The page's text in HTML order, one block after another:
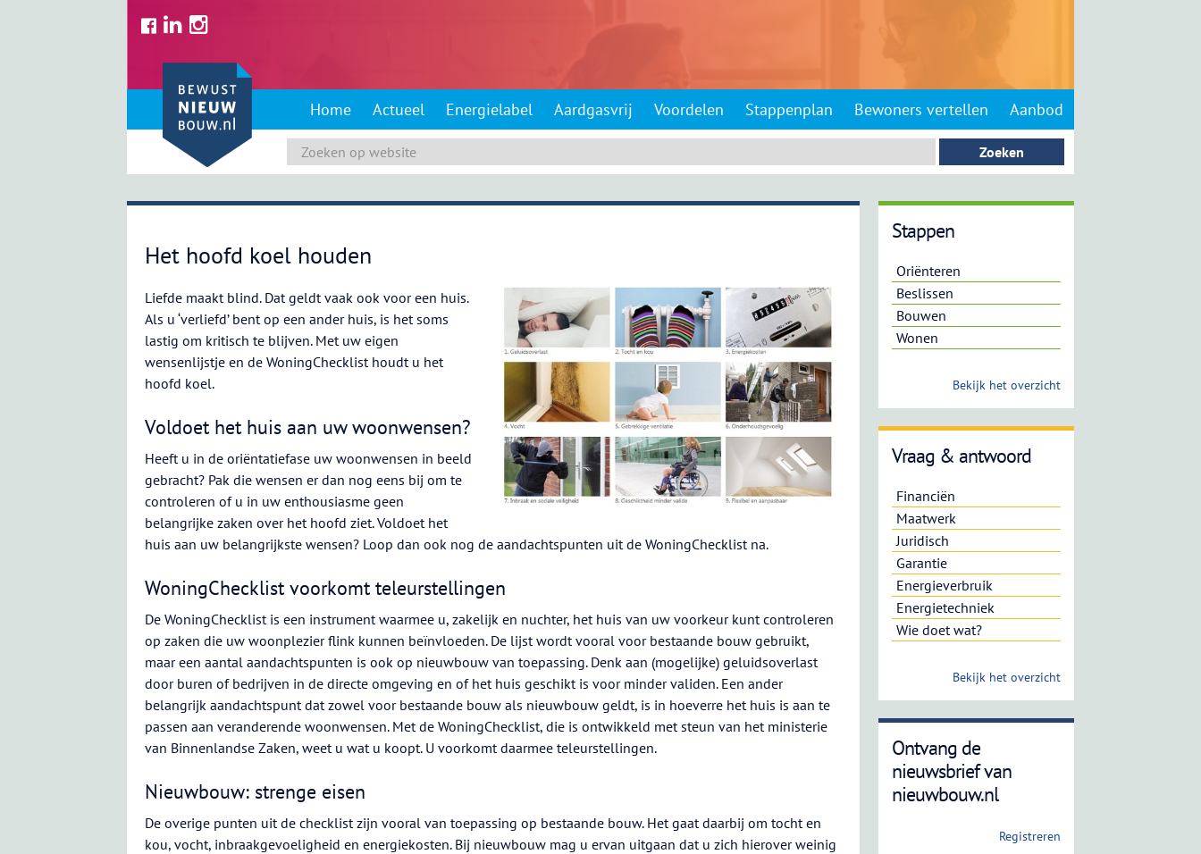
Home Actueel Energielabel Aardgasvrij Voordelen Stappenplan Bewoners vertellen Aanbod
Het hoofd koel houden
Liefde maakt blind. Dat geldt vaak ook voor een huis.
Als u ‘verliefd’ bent op een ander huis, is het soms
lastig om kritisch te blijven. Met uw eigen
wensenlijstje en de WoningChecklist houdt u het
hoofd koel.
Voldoet het huis aan uw woonwensen?
Heeft u in de oriëntatiefase uw woonwensen in beeld
gebracht? Pak die wensen er dan nog eens bij om te
controleren of u in uw enthousiasme geen
belangrijke zaken over het hoofd ziet. Voldoet het
huis aan uw belangrijkste wensen? Loop dan ook nog de aandachtspunten uit de WoningChecklist na.
WoningChecklist voorkomt teleurstellingen
De WoningChecklist is een instrument waarmee u, zakelijk en nuchter, het huis van uw voorkeur kunt controleren
op zaken die uw woonplezier flink kunnen beïnvloeden. De lijst wordt vooral voor bestaande bouw gebruikt,
maar een aantal aandachtspunten is ook op nieuwbouw van toepassing. Denk aan (mogelijke) geluidsoverlast
door buren of bedrijven in de directe omgeving en of het huis geschikt is voor minder validen. Een ander
belangrijk aandachtspunt dat zowel voor bestaande bouw als nieuwbouw geldt, is in hoeverre het huis is aan te
passen aan veranderende woonwensen. Met de WoningChecklist, die is ontwikkeld met steun van het ministerie
van Binnenlandse Zaken, weet u wat u koopt. U voorkomt daarmee teleurstellingen.
Nieuwbouw: strenge eisen
De overige punten uit de checklist zijn vooral van toepassing op bestaande bouw. Het gaat daarbij om tocht en
kou, vocht, inbraakgevoeligheid en energiekosten. Bij nieuwbouw mag u ervan uitgaan dat u zich hierover weinig
Stappen
Oriënteren
Beslissen
Bouwen
Wonen
Bekijk het overzicht
Vraag & antwoord
Financiën
Maatwerk
Juridisch
Garantie
Energieverbruik
Energietechniek
Wie doet wat?
Bekijk het overzicht
Ontvang de
nieuwsbrief van
nieuwbouw.nl
Registreren